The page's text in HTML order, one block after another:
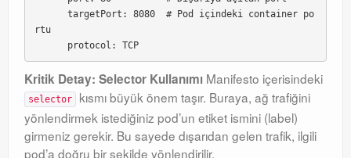
rtu
      protocol: TCP
Kritik Detay: Selector Kullanımı Manifesto içerisindeki
selector kısmı büyük önem taşır. Buraya, ağ trafiğini
yönlendirmek istediğiniz pod’un etiket ismini (label)
girmeniz gerekir. Bu sayede dışarıdan gelen trafik, ilgili
pod’a doğru bir şekilde yönlendirilir.